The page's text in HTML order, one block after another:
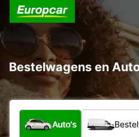
Bestelwagens en
Welk type voertuig?
Auto's